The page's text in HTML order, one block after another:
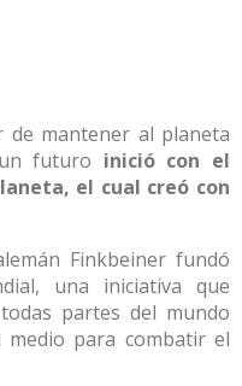
de mantener al planeta
futuro inició con el
el cual creó con
Finkbeiner fundó
una iniciativa que
partes del mundo
para combatir el